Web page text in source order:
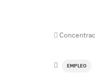
EMPLEO